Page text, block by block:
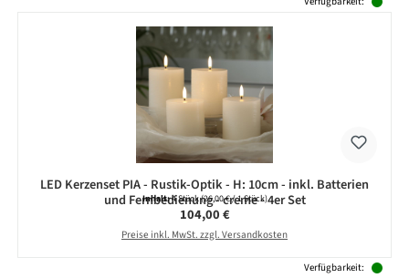
LED Kerzenset PIA - Rustik-Optik - H: 10cm - inkl. Batterien
und Fernbedienung - creme - 4er Set
Inhalt:4 Stück(26,00 € / 1 Stück)
Regulärer Preis:
104,00 €
Preise inkl. MwSt. zzgl. Versandkosten
Verfügbarkeit: